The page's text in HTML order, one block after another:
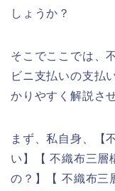
しょうか？
そこでここでは、
ビニ支払いの支払
かりやすく解説さ
まず、私自身、【
い】【 不織布三
の？】【 不織布三